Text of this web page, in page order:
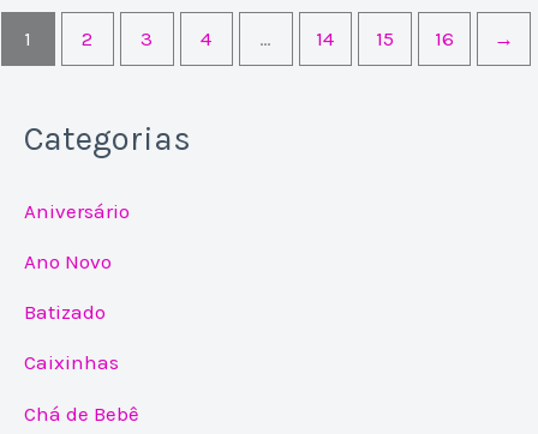
1 2 3 4 … 14 15 16 →
Categorias
Aniversário
Ano Novo
Batizado
Caixinhas
Chá de Bebê